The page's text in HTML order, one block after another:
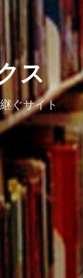
ス
ぐサイト